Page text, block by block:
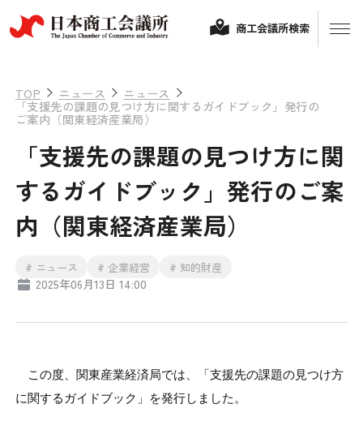
経営相談
融資制度・補助金
検定試験
調査・研究
日本商工会議所とは
商工会議所検索
TOP ニュース ニュース
「支援先の課題の見つけ方に関するガイドブック」発行の
ご案内（関東経済産業局）
「支援先の課題の見つけ方に関
するガイドブック」発行のご案
内（関東経済産業局）
# ニュース # 企業経営 # 知的財産
2025年06月13日 14:00
この度、関東産業経済局では、「支援先の課題の見つけ方
に関するガイドブック」を発行しました。